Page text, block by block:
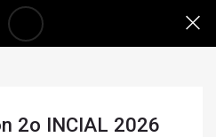
2o INCIAL 2026